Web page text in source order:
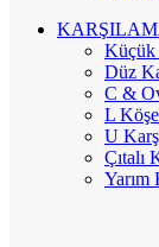
Küçük
Düz
C &
L
U
Çıtalı
Yarım